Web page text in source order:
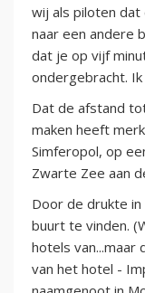
wij als piloten dat
naar een andere
dat je op vijf
ondergebracht. Ik
Dat de afstand
maken heeft
Simferopol, op
Zwarte Zee aan
Door de drukte
buurt te vinden.
hotels van...maar
van het hotel -